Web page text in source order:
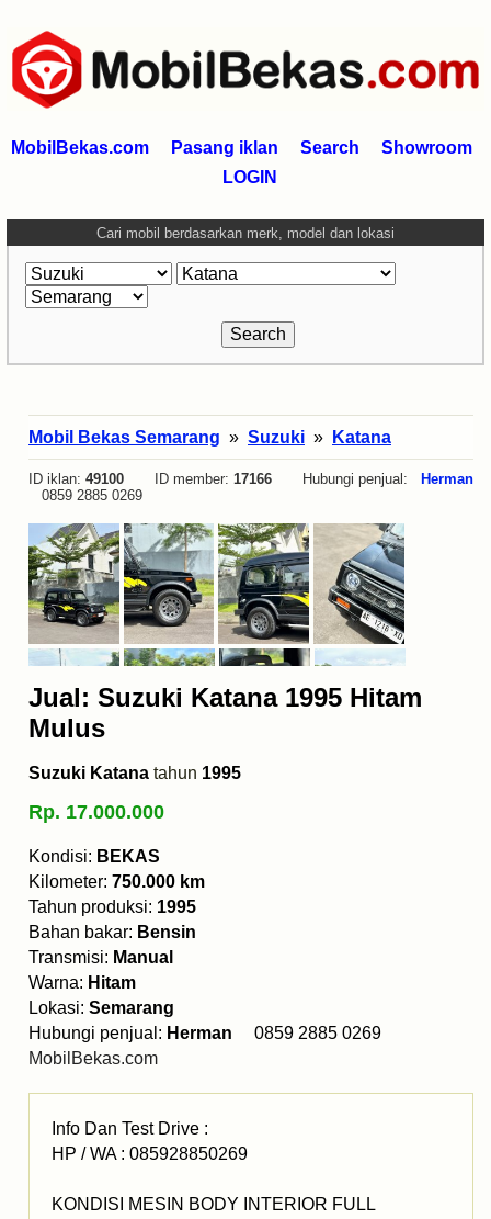
MobilBekas.com Pasang iklan Search
Showroom
LOGIN
Cari mobil berdasarkan merk, model dan lokasi
Mobil Bekas Semarang » Suzuki » Katana
ID iklan: 49100 ID member: 17166 Hubungi penjual:
Herman
0859 2885 0269
Jual: Suzuki Katana 1995 Hitam
Mulus
Suzuki Katana tahun 1995
Rp. 17.000.000
Kondisi: BEKAS
Kilometer: 750.000 km
Tahun produksi: 1995
Bahan bakar: Bensin
Transmisi: Manual
Warna: Hitam
Lokasi: Semarang
Hubungi penjual: Herman 0859 2885 0269
MobilBekas.com
Info Dan Test Drive :
HP / WA : 085928850269
KONDISI MESIN BODY INTERIOR FULL